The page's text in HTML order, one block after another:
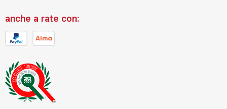
anche a rate con: